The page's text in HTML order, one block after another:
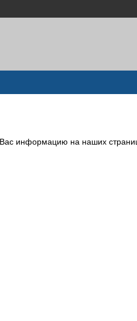
информацию на наших